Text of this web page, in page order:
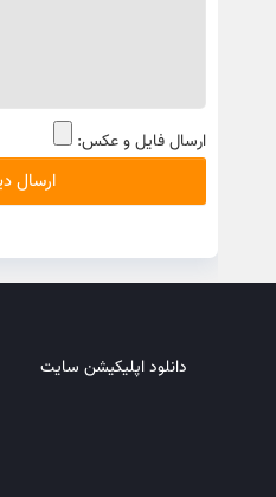
ارسال فایل و عکس:
دانلود اپلیکیشن سایت